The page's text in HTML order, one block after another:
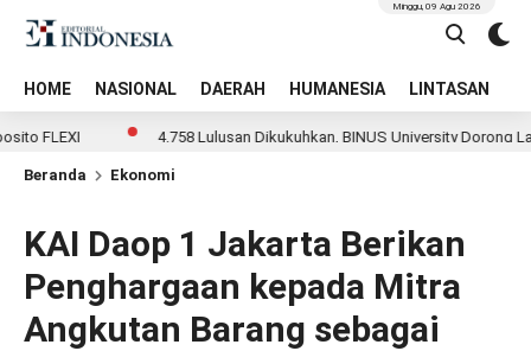
HOME NASIONAL DAERAH HUMANESIA LINTASAN
Minggu, 09 Agu 2026
4.758 Lulusan Dikukuhkan, BINUS University Dorong
Beranda Ekonomi
KAI Daop 1 Jakarta Berikan
Penghargaan kepada Mitra
Angkutan Barang sebagai